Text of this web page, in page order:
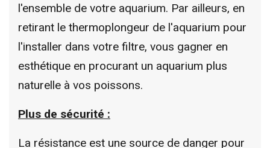
l'ensemble de votre aquarium. Par ailleurs, en
retirant le thermoplongeur de l'aquarium pour
l'installer dans votre filtre, vous gagner en
esthétique en procurant un aquarium plus
naturelle à vos poissons.
Plus de sécurité :
La résistance est une source de danger pour